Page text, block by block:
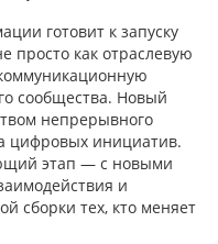
готовит к запуску
как отраслевую
сообщества. Новый
непрерывного
цифровых инициатив.
этап — с новыми
и
сборки тех, кто меняет